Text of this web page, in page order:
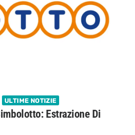
ULTIME NOTIZIE
Estrazione Di